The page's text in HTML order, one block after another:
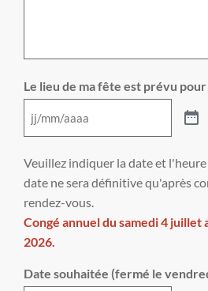
Le lieu de ma fête est prévu pour
Veuillez indiquer la date et
date ne sera définitive qu'après
rendez-vous.
Congé annuel du samedi 4 juillet
2026.
Date souhaitée (fermé le